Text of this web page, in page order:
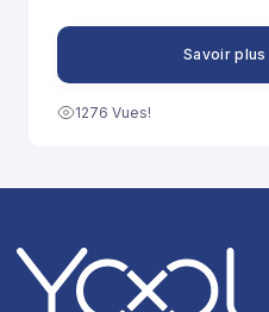
pour renforcer le système
Savoir
1276 Vues!